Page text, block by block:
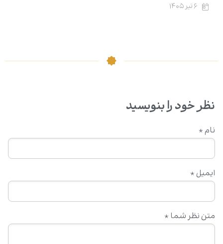
۶ تیر ۱۴۰۵
نظر خود را بنویسید
متن نظر شما *
نام *
ایمیل *